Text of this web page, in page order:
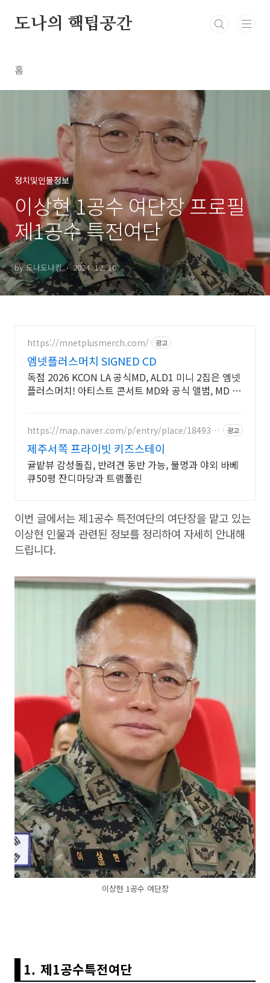
도나의 핵팁공간
홈
정치및인물정보
이상현 1공수 여단장 프로필
제1공수 특전여단
by 도나도나킴 2024. 12. 10.
https://mnetplusmerch.com/ 광고
엠넷플러스머치 SIGNED CD
독점 2026 KCON LA 공식MD, ALD1 미니 2집은 엠넷
플러스머치! 아티스트 콘서트 MD와 공식 앨범, MD 모
https://map.naver.com/p/entry/place/1849336
광고
제주서쪽 프라이빗 키즈스테이
귤밭뷰 감성돌집, 반려견 동반 가능, 불멍과 야외 바베
큐50평 잔디마당과 트램폴린
이번 글에서는 제1공수 특전여단의 여단장을 맡고 있는
이상현 인물과 관련된 정보를 정리하여 자세히 안내해
드립니다.
이상현 1공수 여단장
1. 제1공수특전여단